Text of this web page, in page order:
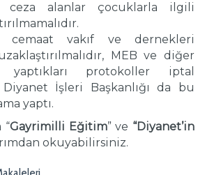
ceza alanlar çocuklarla ilgili
cemaat vakıf ve dernekleri
MEB ve diğer
yaptıkları protokoller iptal
İşleri Başkanlığı da bu
yaptı.
“Gayrimilli Eğitim” ve “Diyanet’in
okuyabilirsiniz.